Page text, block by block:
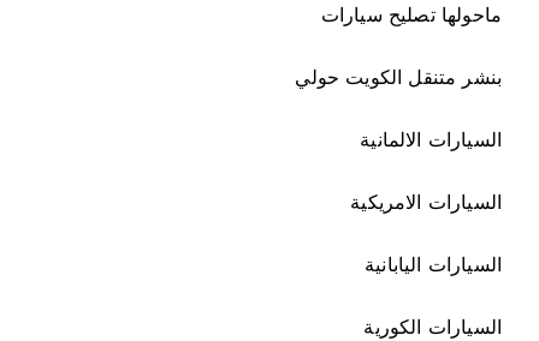
ماحولها تصليح سيارات
بنشر متنقل الكويت حولي
السيارات الالمانية
السيارات الامريكية
السيارات اليابانية
السيارات الكورية